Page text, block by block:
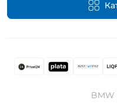
BMW